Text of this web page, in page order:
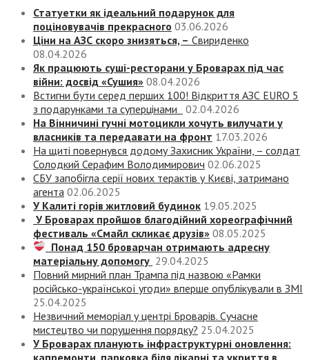
Статуетки як ідеальний подарунок для
поціновувачів прекрасного 03.06.2026
Ціни на АЗС скоро знизяться, – Свириденко
08.04.2026
Як працюють суші-ресторани у Броварах під час
війни: досвід «Сушия» 08.04.2026
Встигни бути серед перших 100! Відкриття АЗС EURO 5
з подарунками та суперцінами
02.04.2026
На Вінничині гучні мотоцикли хочуть вилучати у
власників та передавати на фронт 17.03.2026
На щиті повернувся додому Захисник України, – солдат
Солодкий Серафим Володимирович 02.06.2025
СБУ запобігла серії нових терактів у Києві, затримано
агента 02.06.2025
У Калиті горів житловий будинок 19.05.2025
У Броварах пройшов благодійний хореографічний
фестиваль «Смайл скликає друзів» 08.05.2025
Понад 150 броварчан отримають адресну
матеріальну допомогу 29.04.2025
Повний мирний план Трампа під назвою «‎Рамки
російсько-української угоди» вперше опублікували в ЗМІ
25.04.2025
Незвичний меморіал у центрі Броварів. Сучасне
мистецтво чи порушення порядку? 25.04.2025
У Броварах планують інфраструктурні оновлення:
капремонти, парковка біля лікарні та укриття в